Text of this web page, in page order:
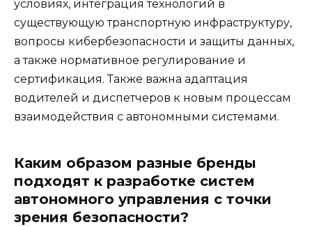
условиях, интеграция технологий в
существующую транспортную инфраструктуру,
вопросы кибербезопасности и защиты данных,
а также нормативное регулирование и
сертификация. Также важна адаптация
водителей и диспетчеров к новым процессам
взаимодействия с автономными системами.
Каким образом разные бренды
подходят к разработке систем
автономного управления с точки
зрения безопасности?